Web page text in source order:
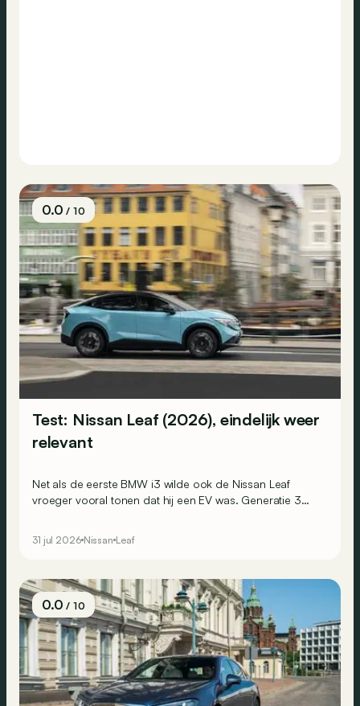
0.0/ 10
Test: Nissan Leaf (2026), eindelijk weer
relevant
Net als de eerste BMW i3 wilde ook de Nissan Leaf
vroeger vooral tonen dat hij een EV was. Generatie 3
31 jul 2026 Nissan Leaf
0.0/ 10